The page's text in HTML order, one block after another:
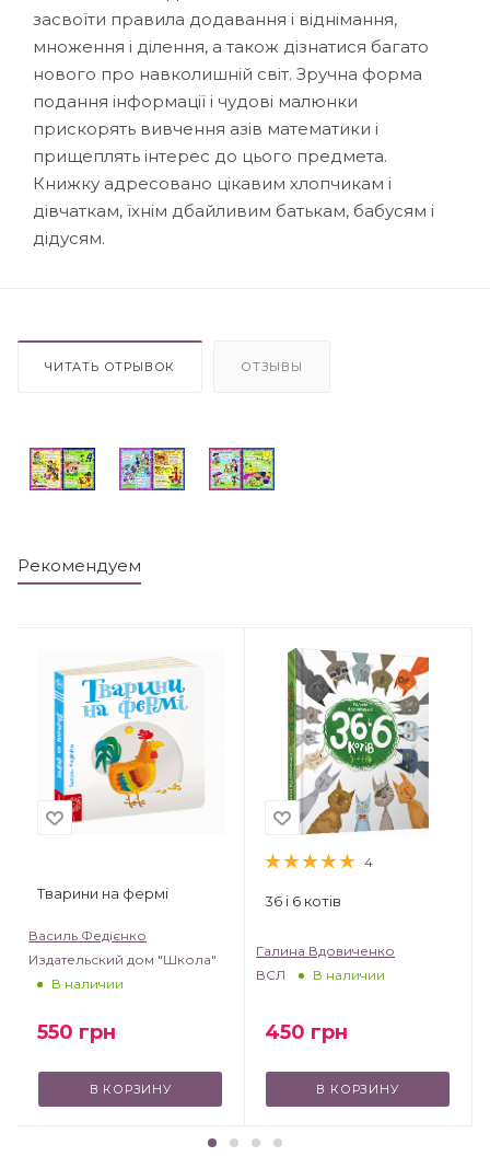
засвоїти правила додавання і віднімання,
множення і ділення, а також дізнатися багато
нового про навколишній світ. Зручна форма
подання інформації і чудові малюнки
прискорять вивчення азів математики і
прищеплять інтерес до цього предмета.
Книжку адресовано цікавим хлопчикам і
дівчаткам, їхнім дбайливим батькам, бабусям і
дідусям.
ЧИТАТЬ ОТРЫВОК ОТЗЫВЫ
Рекомендуем
Тварини на фермі
Василь Федієнко
Издательский дом "Школа"
В наличии
550 грн
В КОРЗИНУ
4
36 і 6 котів
Галина Вдовиченко
ВСЛ
В наличии
450 грн
В КОРЗИНУ